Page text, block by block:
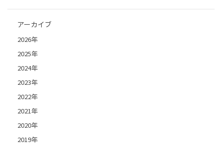
アーカイブ
2026年
2025年
2024年
2023年
2022年
2021年
2020年
2019年